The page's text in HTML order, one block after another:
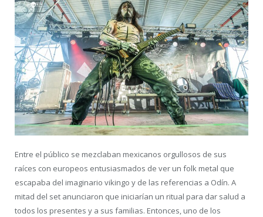
Entre el público se mezclaban mexicanos orgullosos de sus
raíces con europeos entusiasmados de ver un folk metal que
escapaba del imaginario vikingo y de las referencias a Odín. A
mitad del set anunciaron que iniciarían un ritual para dar salud a
todos los presentes y a sus familias. Entonces, uno de los